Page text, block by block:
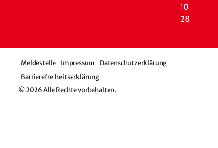
10
28
© 2026 Alle Rechte vorbehalten.
Meldestelle Impressum
Datenschutzerklärung
Barrierefreiheitserklärung